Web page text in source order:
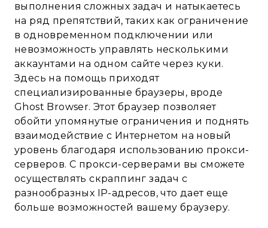
выполнения сложных задач и натыкаетесь
на ряд препятствий, таких как ограничение
в одновременном подключении или
невозможность управлять несколькими
аккаунтами на одном сайте через куки.
Здесь на помощь приходят
специализированные браузеры, вроде
Ghost Browser. Этот браузер позволяет
обойти упомянутые ограничения и поднять
взаимодействие с Интернетом на новый
уровень благодаря использованию прокси-
серверов. С прокси-серверами вы сможете
осуществлять скраппинг задач с
разнообразных IP-адресов, что дает еще
больше возможностей вашему браузеру.